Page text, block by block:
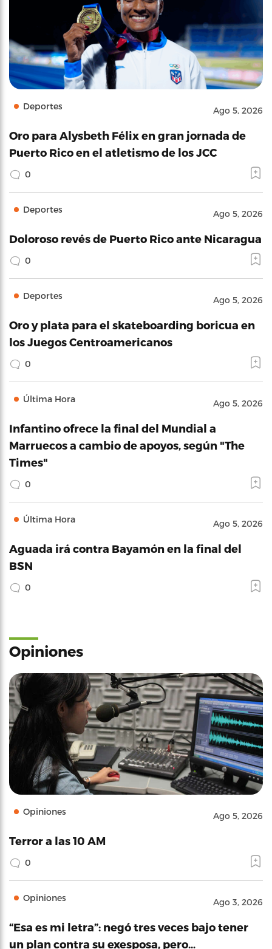
Deportes Ago 5, 2026
Oro para Alysbeth Félix en gran jornada de
Puerto Rico en el atletismo de los JCC
0
Deportes Ago 5, 2026
Doloroso revés de Puerto Rico ante Nicaragua
0
Deportes Ago 5, 2026
Oro y plata para el skateboarding boricua en
los Juegos Centroamericanos
0
Última Hora Ago 5, 2026
Infantino ofrece la final del Mundial a
Marruecos a cambio de apoyos, según "The
Times"
0
Última Hora Ago 5, 2026
Aguada irá contra Bayamón en la final del
BSN
0
Opiniones
Opiniones Ago 5, 2026
Terror a las 10 AM
0
Opiniones Ago 3, 2026
“Esa es mi letra”: negó tres veces bajo tener
un plan contra su exesposa, pero…